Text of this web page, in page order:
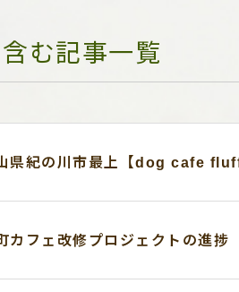
む記事一覧
県紀の川市最上【dog cafe
カフェ改修プロジェクトの進捗